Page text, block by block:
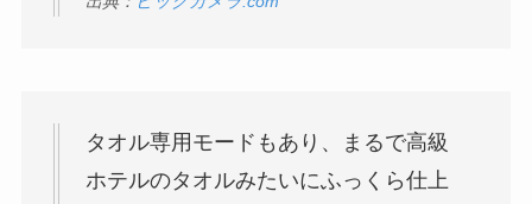
タオル専用モードもあり、まるで高級
ホテルのタオルみたいにふっくら仕上